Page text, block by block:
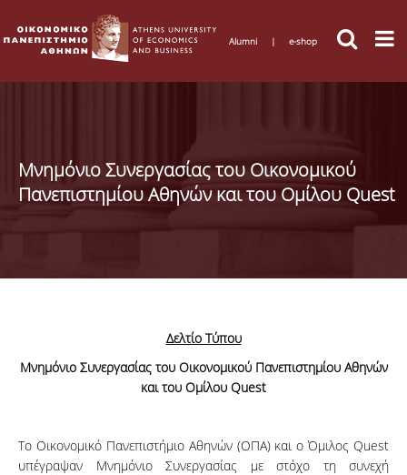
Alumni | e-shop
Μνημόνιο Συνεργασίας του Οικονομικού
Πανεπιστημίου Αθηνών και του Ομίλου Quest
Δελτίο Τύπου
Μνημόνιο Συνεργασίας του Οικονομικού Πανεπιστημίου Αθηνών
και του Ομίλου Quest
Το Οικονομικό Πανεπιστήμιο Αθηνών (ΟΠΑ) και ο Όμιλος Quest
υπέγραψαν Μνημόνιο Συνεργασίας με στόχο τη συνεχή